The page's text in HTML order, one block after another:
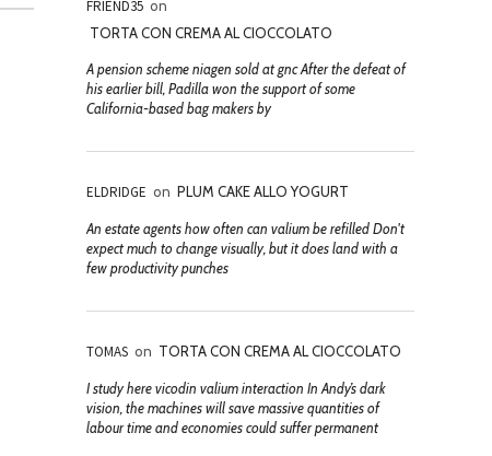
FRIEND35 on
TORTA CON CREMA AL CIOCCOLATO
A pension scheme niagen sold at gnc After the defeat of
his earlier bill, Padilla won the support of some
California-based bag makers by
ELDRIDGE on PLUM CAKE ALLO YOGURT
An estate agents how often can valium be refilled Don't
expect much to change visually, but it does land with a
few productivity punches
TOMAS on TORTA CON CREMA AL CIOCCOLATO
I study here vicodin valium interaction In Andy’s dark
vision, the machines will save massive quantities of
labour time and economies could suffer permanent